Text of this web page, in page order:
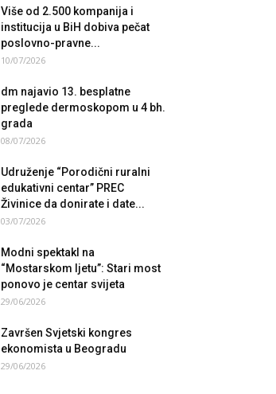
Više od 2.500 kompanija i
institucija u BiH dobiva pečat
poslovno-pravne...
10/07/2026
dm najavio 13. besplatne
preglede dermoskopom u 4 bh.
grada
08/07/2026
Udruženje “Porodični ruralni
edukativni centar” PREC
Živinice da donirate i date...
03/07/2026
Modni spektakl na
“Mostarskom ljetu”: Stari most
ponovo je centar svijeta
29/06/2026
Završen Svjetski kongres
ekonomista u Beogradu
29/06/2026